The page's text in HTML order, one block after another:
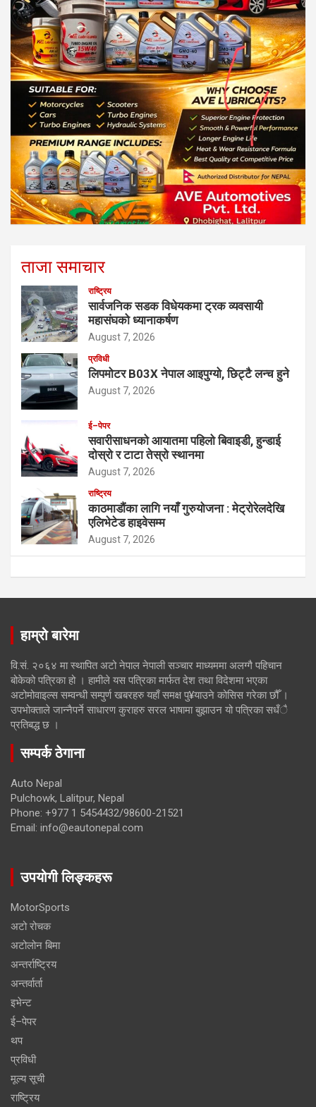
ताजा समाचार
राष्ट्रिय
सार्वजनिक सडक विधेयकमा ट्रक व्यवसायी
महासंघको ध्यानाकर्षण
August 7, 2026
प्रविधी
लिपमोटर B03X नेपाल आइपुग्यो, छिट्टै लन्च हुने
August 7, 2026
ई–पेपर
सवारीसाधनको आयातमा पहिलो बिवाइडी, हुन्डाई
दोस्रो र टाटा तेस्रो स्थानमा
August 7, 2026
राष्ट्रिय
काठमाडौंका लागि नयाँ गुरुयोजना : मेट्रोरेलदेखि
एलिभेटेड हाइवेसम्म
August 7, 2026
हाम्रो बारेमा
वि.सं. २०६४ मा स्थापित अटो नेपाल नेपाली सञ्चार माध्यममा अलग्गै पहिचान
बोकेको पत्रिका हो । हामीले यस पत्रिका मार्फत देश तथा विदेशमा भएका
अटोमोवाइल्स सम्वन्धी सम्पुर्ण खबरहरु यहाँ समक्ष पु¥याउने कोसिस गरेका छौँ ।
उपभोक्ताले जान्नैपर्ने साधारण कुराहरु सरल भाषामा बुझाउन यो पत्रिका सधँै
प्रतिबद्ध छ ।
सम्पर्क ठेगाना
Auto Nepal
Pulchowk, Lalitpur, Nepal
Phone: +977 1 5454432/98600-21521
Email: info@eautonepal.com
उपयोगी लिङ्कहरू
MotorSports
अटो रोचक
अटोलोन बिमा
अन्तर्राष्ट्रिय
अन्तर्वार्ता
इभेन्ट
ई–पेपर
थप
प्रविधी
मूल्य सूची
राष्ट्रिय